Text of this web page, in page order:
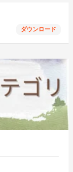
ダウンロード